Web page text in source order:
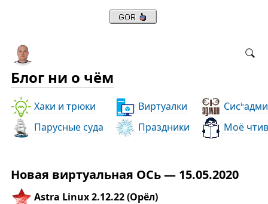
Блог ни о чём
Хаки и трюки Виртуалки Сись
Парусные суда
Праздники Моё
Новая виртуальная ОСь — 15.05.2020
Astra Linux 2.12.22 (Орёл)